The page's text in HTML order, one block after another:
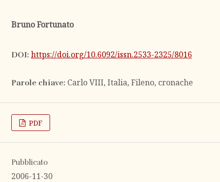
Bruno Fortunato
DOI: https://doi.org/10.6092/issn.2533-2325/8016
Parole chiave: Carlo VIII, Italia, Fileno, cronache
PDF
Pubblicato
2006-11-30